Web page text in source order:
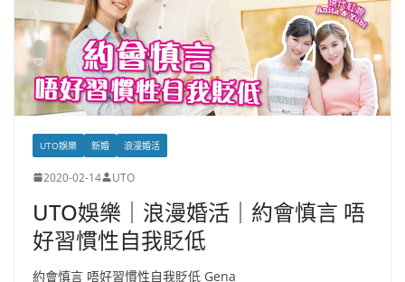
UTO娛樂 新婚 浪漫婚活
2020-02-14 UTO
UTO娛樂｜浪漫婚活｜約會慎言 唔
好習慣性自我貶低
約會慎言 唔好習慣性自我貶低 Gena